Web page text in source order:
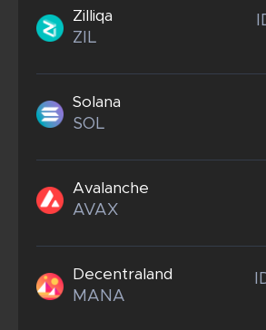
Zilliqa
ZIL
Solana
SOL
Avalanche
AVAX
Decentraland
MANA